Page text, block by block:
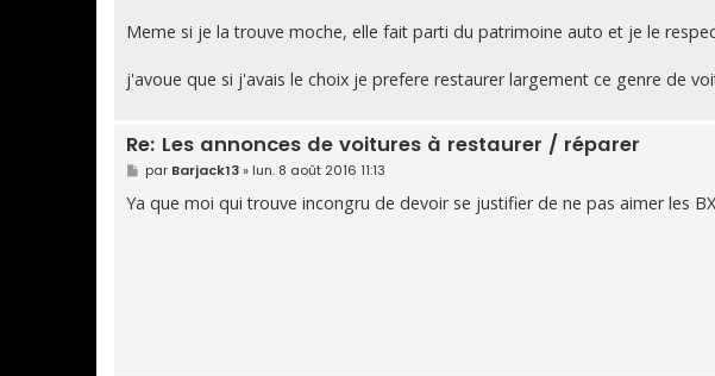
Meme si je la trouve moche, elle fait parti du patrimoine auto et je le
j'avoue que si j'avais le choix je prefere restaurer largement ce genre de
Re: Les annonces de voitures à restaurer / réparer
M
e
s
s
par Barjack13» lun. 8 août 2016 11:13
Ya que moi qui trouve incongru de devoir se justifier de ne pas aimer les